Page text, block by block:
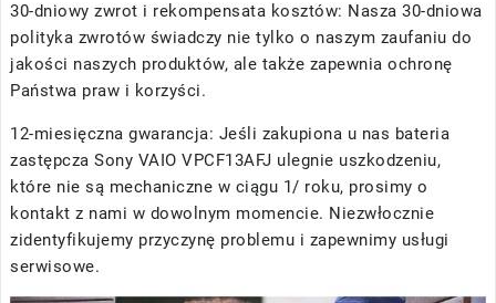
30-dniowy zwrot i rekompensata kosztów: Nasza 30-dniowa
polityka zwrotów świadczy nie tylko o naszym zaufaniu do
jakości naszych produktów, ale także zapewnia ochronę
Państwa praw i korzyści.
12-miesięczna gwarancja: Jeśli zakupiona u nas bateria
zastępcza Sony VAIO VPCF13AFJ ulegnie uszkodzeniu,
które nie są mechaniczne w ciągu 1/ roku, prosimy o
kontakt z nami w dowolnym momencie. Niezwłocznie
zidentyfikujemy przyczynę problemu i zapewnimy usługi
serwisowe.